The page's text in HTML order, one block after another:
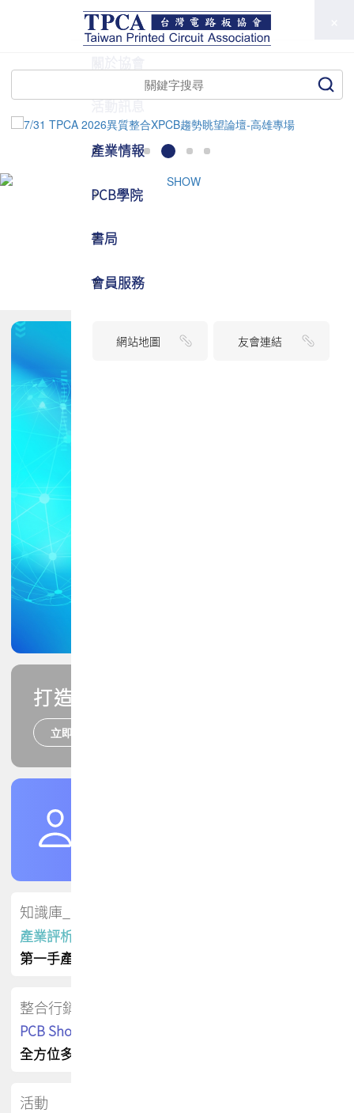
打造您的PCB專業技能
立即報名
知識庫_會員專屬
產業評析報告
第一手產業資訊
整合行銷
PCB Shop 採購指南
全方位多元曝光方案
活動
TPCA
活動訊息
產業情報
PCB學院
書局
會員服務
網站地圖 友會連結